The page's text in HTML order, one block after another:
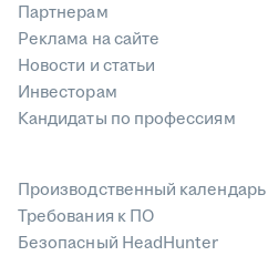
Партнерам
Реклама на сайте
Новости и статьи
Инвесторам
Кандидаты по профессиям
Производственный календарь
Требования к ПО
Безопасный HeadHunter